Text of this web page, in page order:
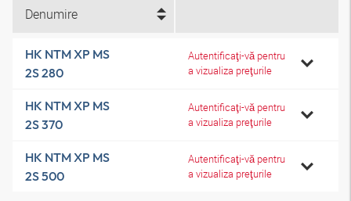
Denumire
HK NTM XP MS
2S 280
Autentificaţi-vă pentru
a vizualiza preţurile
HK NTM XP MS
2S 370
Autentificaţi-vă pentru
a vizualiza preţurile
HK NTM XP MS
2S 500
Autentificaţi-vă pentru
a vizualiza preţurile